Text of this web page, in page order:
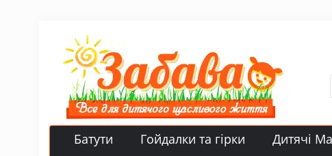
Батути Гойдалки та гірки Дитячі